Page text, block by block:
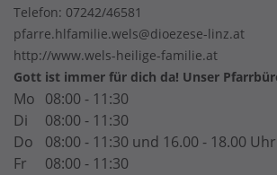
Telefon: 07242/46581
pfarre.hlfamilie.wels@dioezese-linz.at
http://www.wels-heilige-familie.at
Gott ist immer für dich da! Unser
Mo 08:00 - 11:30
Di
08:00 - 11:30
Do
08:00 - 11:30 und 16.00 - 18.00 Uhr
Fr
08:00 - 11:30